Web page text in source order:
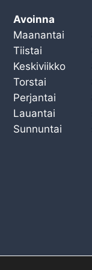
Avoinna
Maanantai
Tiistai
Keskiviikko
Torstai
Perjantai
Lauantai
Sunnuntai